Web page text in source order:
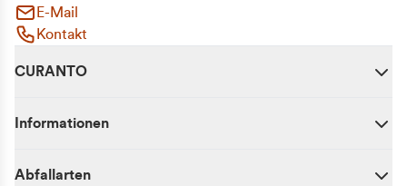
E-Mail
Kontakt
CURANTO
Informationen
Abfallarten